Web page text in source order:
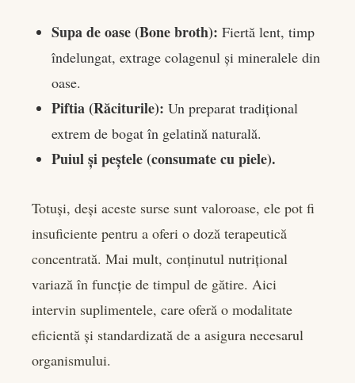
Supa de oase (Bone broth): Fiertă lent, timp
îndelungat, extrage colagenul și mineralele din
oase.
Piftia (Răciturile): Un preparat tradițional
extrem de bogat în gelatină naturală.
Puiul și peștele (consumate cu piele).
Totuși, deși aceste surse sunt valoroase, ele pot fi
insuficiente pentru a oferi o doză terapeutică
concentrată. Mai mult, conținutul nutrițional
variază în funcție de timpul de gătire. Aici
intervin suplimentele, care oferă o modalitate
eficientă și standardizată de a asigura necesarul
organismului.